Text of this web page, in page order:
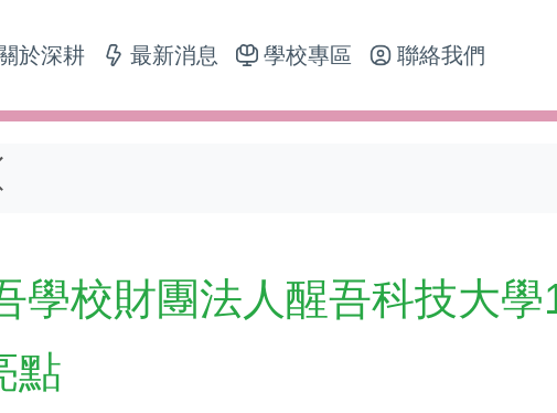
於深耕 最新消息 學校專區 聯絡我們
學校財團法人醒吾科技大
點